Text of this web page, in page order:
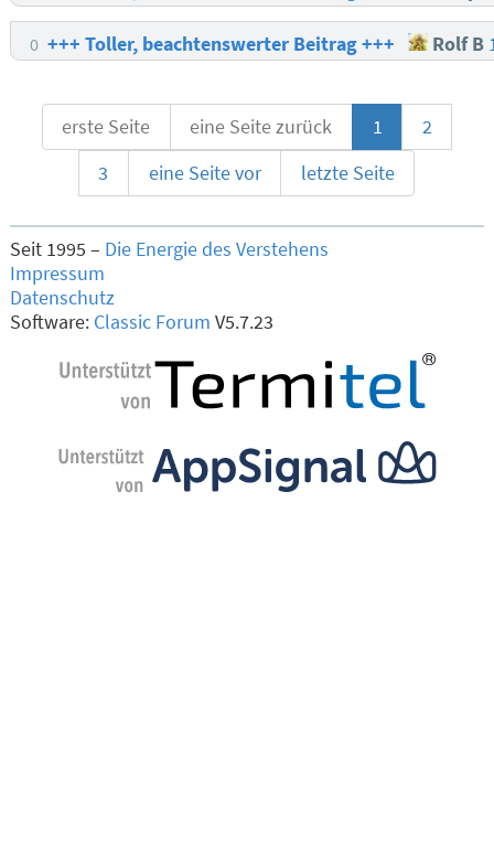
0 +++ Toller, beachtenswerter Beitrag +++ Rolf B
erste Seite eine Seite zurück 1
2
3
eine Seite vor letzte Seite
Seit 1995 – Die Energie des Verstehens
Impressum
Datenschutz
Software: Classic Forum V5.7.23